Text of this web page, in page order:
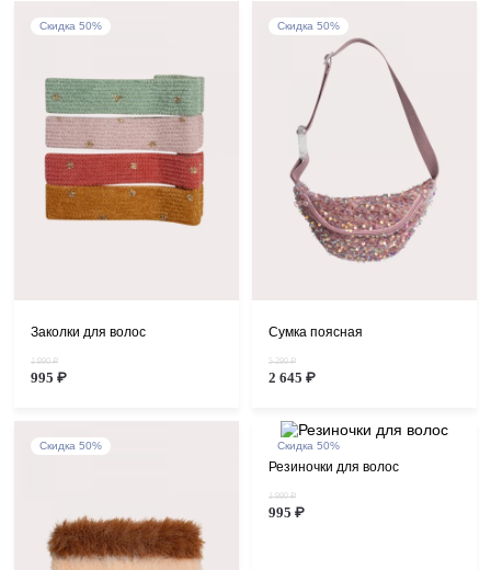
Скидка 50%
Заколки для волос
1 990 ₽
995 ₽
Скидка 50%
Сумка поясная
5 290 ₽
2 645 ₽
Скидка 50% Скидка 50%
Резиночки для волос
1 990 ₽
995 ₽